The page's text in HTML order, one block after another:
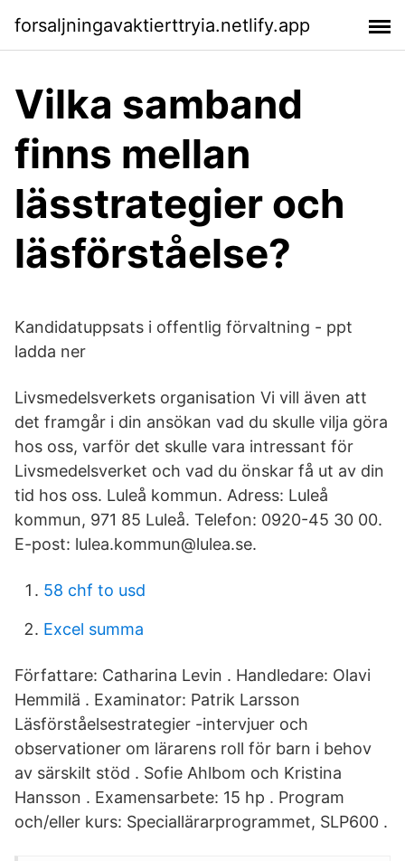
forsaljningavaktierttryia.netlify.app
Vilka samband
finns mellan
lässtrategier och
läsförståelse?
Kandidatuppsats i offentlig förvaltning - ppt
ladda ner
Livsmedelsverkets organisation Vi vill även att
det framgår i din ansökan vad du skulle vilja göra
hos oss, varför det skulle vara intressant för
Livsmedelsverket och vad du önskar få ut av din
tid hos oss. Luleå kommun. Adress: Luleå
kommun, 971 85 Luleå. Telefon: 0920-45 30 00.
E-post: lulea.kommun@lulea.se.
58 chf to usd
Excel summa
Författare: Catharina Levin . Handledare: Olavi
Hemmilä . Examinator: Patrik Larsson
Läsförståelsestrategier -intervjuer och
observationer om lärarens roll för barn i behov
av särskilt stöd . Sofie Ahlbom och Kristina
Hansson . Examensarbete: 15 hp . Program
och/eller kurs: Speciallärarprogrammet, SLP600 .